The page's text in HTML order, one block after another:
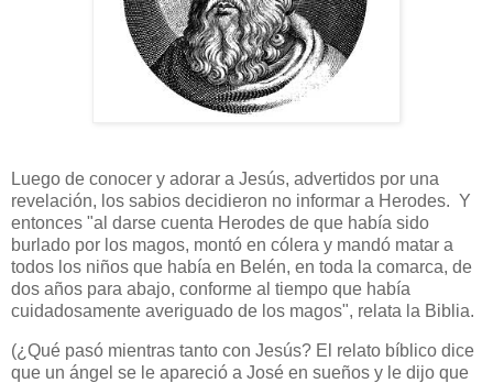
Luego de conocer y adorar a Jesús, advertidos por una
revelación, los sabios decidieron no informar a Herodes. Y
entonces "al darse cuenta Herodes de que había sido
burlado por los magos, montó en cólera y mandó matar a
todos los niños que había en Belén, en toda la comarca, de
dos años para abajo, conforme al tiempo que había
cuidadosamente averiguado de los magos", relata la Biblia.
(¿Qué pasó mientras tanto con Jesús? El relato bíblico dice
que un ángel se le apareció a José en sueños y le dijo que